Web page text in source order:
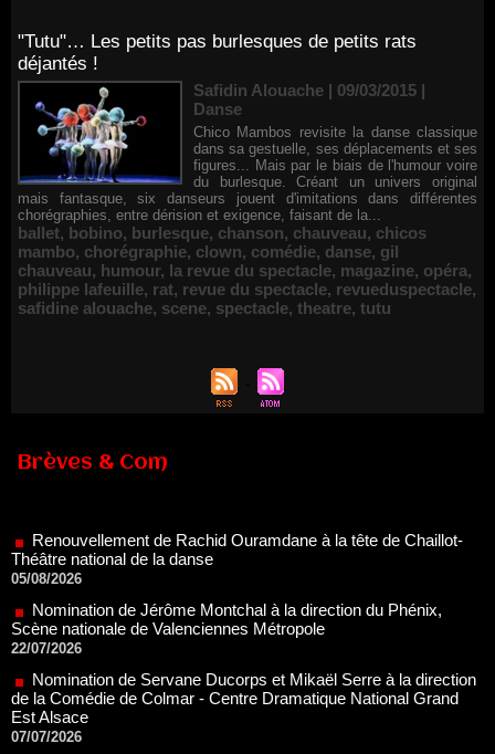
"Tutu"… Les petits pas burlesques de petits rats
déjantés !
Safidin Alouache | 09/03/2015 |
Danse
Chico Mambos revisite la danse classique
dans sa gestuelle, ses déplacements et ses
figures... Mais par le biais de l'humour voire
du burlesque. Créant un univers original
mais fantasque, six danseurs jouent d'imitations dans différentes
chorégraphies, entre dérision et exigence, faisant de la...
ballet, bobino, burlesque, chanson, chauveau, chicos
mambo, chorégraphie, clown, comédie, danse, gil
chauveau, humour, la revue du spectacle, magazine, opéra,
philippe lafeuille, rat, revue du spectacle, revueduspectacle,
safidine alouache, scene, spectacle, theatre, tutu
Brèves & Com
05/08/2026
Nomination de Jérôme Montchal à la direction du Phénix,
Scène nationale de Valenciennes Métropole
22/07/2026
Nomination de Servane Ducorps et Mikaël Serre à la direction
de la Comédie de Colmar - Centre Dramatique National Grand
Est Alsace
07/07/2026
Thomas Jolly et Laëtitia Guédon nommés à la direction du
TNP